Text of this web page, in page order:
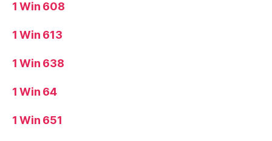
1 Win 608
1 Win 613
1 Win 638
1 Win 64
1 Win 651